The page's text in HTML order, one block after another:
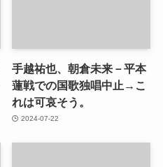
手越祐也、朝倉未来－平本
蓮戦での国歌独唱中止→こ
れは可哀そう。
2024-07-22